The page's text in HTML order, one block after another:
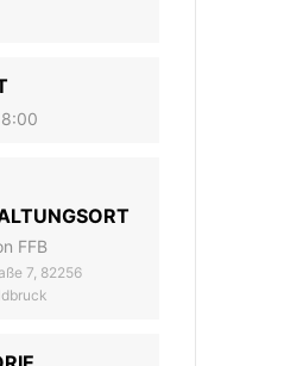
FFB
7, 82256